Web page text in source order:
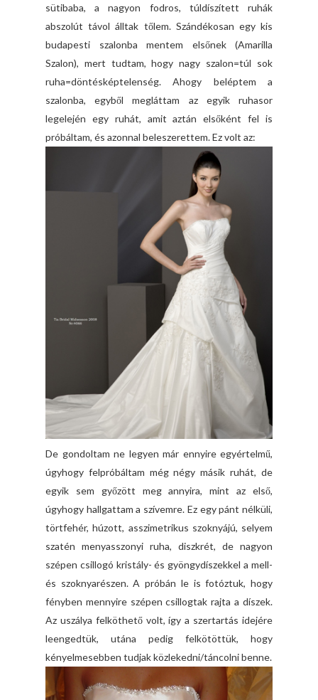
sütibaba, a nagyon fodros, túldíszített ruhák
abszolút távol álltak tőlem. Szándékosan egy kis
budapesti szalonba mentem elsőnek (Amarilla
Szalon), mert tudtam, hogy nagy szalon=túl sok
ruha=döntésképtelenség. Ahogy beléptem a
szalonba, egyből megláttam az egyik ruhasor
legelején egy ruhát, amit aztán elsőként fel is
próbáltam, és azonnal beleszerettem. Ez volt az:
De gondoltam ne legyen már ennyire egyértelmű,
úgyhogy felpróbáltam még négy másik ruhát, de
egyik sem győzött meg annyira, mint az első,
úgyhogy hallgattam a szívemre. Ez egy pánt nélküli,
törtfehér, húzott, asszimetrikus szoknyájú, selyem
szatén menyasszonyi ruha, diszkrét, de nagyon
szépen csillogó kristály- és gyöngydíszekkel a mell-
és szoknyarészen. A próbán le is fotóztuk, hogy
fényben mennyire szépen csillogtak rajta a díszek.
Az uszálya felköthető volt, így a szertartás idejére
leengedtük, utána pedig felkötöttük, hogy
kényelmesebben tudjak közlekedni/táncolni benne.